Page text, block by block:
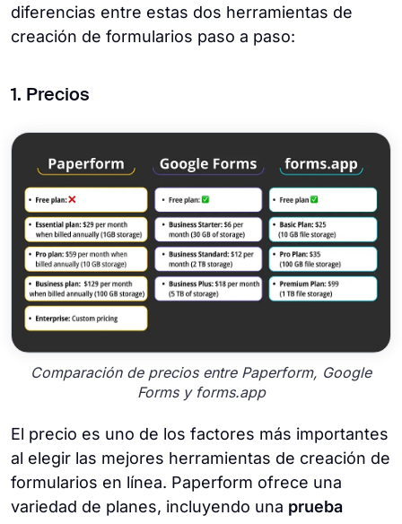
diferencias entre estas dos herramientas de
creación de formularios paso a paso:
1. Precios
Comparación de precios entre Paperform, Google
Forms y forms.app
El precio es uno de los factores más importantes
al elegir las mejores herramientas de creación de
formularios en línea. Paperform ofrece una
variedad de planes, incluyendo una prueba